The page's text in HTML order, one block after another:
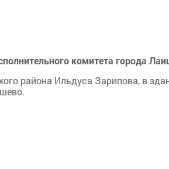
комитета города
района Ильдуса Зарипова, в